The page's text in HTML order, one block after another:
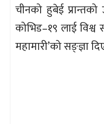
चीनको हुबेई
कोभिड–१९ लाई विश्व
महामारी’को सङ्ज्ञा